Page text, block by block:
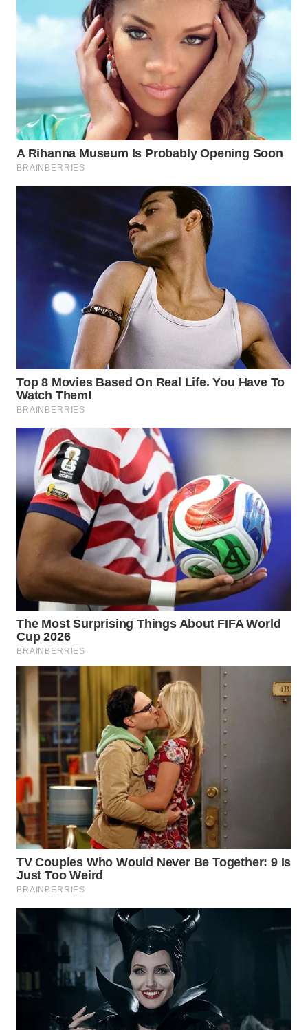
SUMEDANG
WN
KEPULAUAN
SERIBU
WN
CIREBON
WN
INDRAMAYU
WN
KUNINGAN
MAJALENGKA
WN
SUBANG
WN
SUKABUMI
WN
PURWAKARTA
WN
PRIANGAN
TIMUR
SEMARANG
WN
SOLO
WN
BOROBUDUR
WN
MADURA
WN
SURABAYA
NATUNA
WN